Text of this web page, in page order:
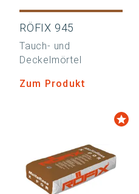
RÖFIX 945
Tauch- und
Deckelmörtel
Zum Produkt